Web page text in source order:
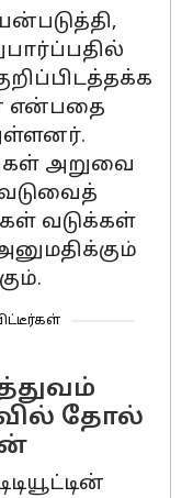
என்பதை
அறுவை
வடுவைத்
வடுக்கள்
தோல்